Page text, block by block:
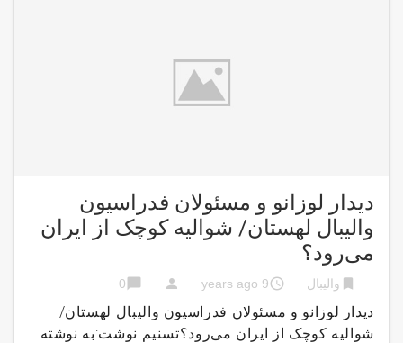
دیدار لوزانو و مسئولان فدراسیون
والیبال لهستان/ شوالیه کوچک از ایران
می‌رود؟
bookmark والیبال access_time
9 years ago
person
chat_bubble
0
دیدار لوزانو و مسئولان فدراسیون والیبال لهستان/
شوالیه کوچک از ایران می‌رود؟تسنیم نوشت:به نوشته